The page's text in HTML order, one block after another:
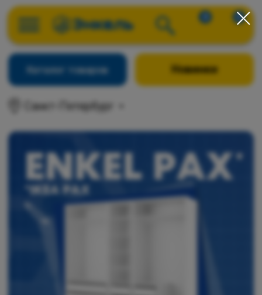
Каталог товаров Новинки
Санкт-Петербург